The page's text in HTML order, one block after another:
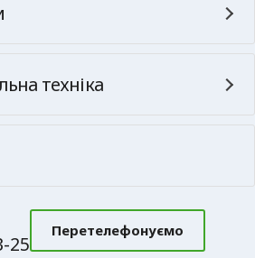
техніка
25
Перетелефонуємо